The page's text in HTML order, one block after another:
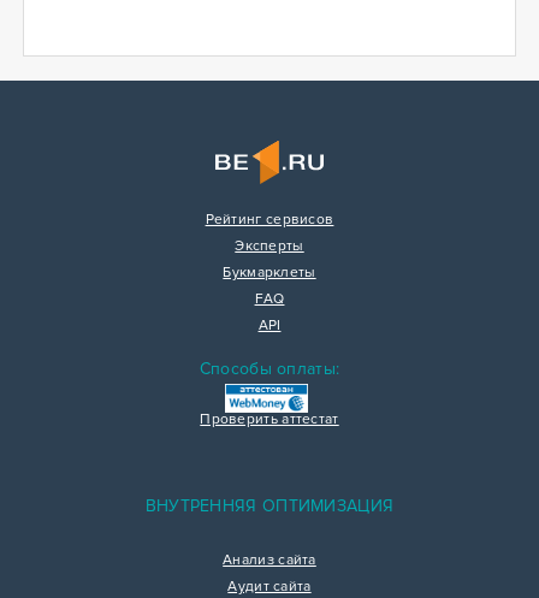
Рейтинг сервисов
Эксперты
Букмарклеты
FAQ
API
Способы оплаты:
Проверить аттестат
ВНУТРЕННЯЯ ОПТИМИЗАЦИЯ
Анализ сайта
Аудит сайта